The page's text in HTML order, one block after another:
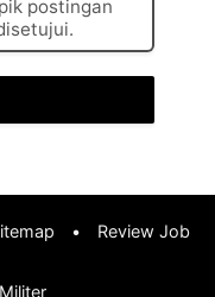
postingan
• Review Job